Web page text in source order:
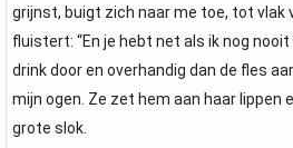
grijnst, buigt zich naar me toe, tot vlak
fluistert: “En je hebt net als ik nog
drink door en overhandig dan de fles
mijn ogen. Ze zet hem aan haar lippen
grote slok.